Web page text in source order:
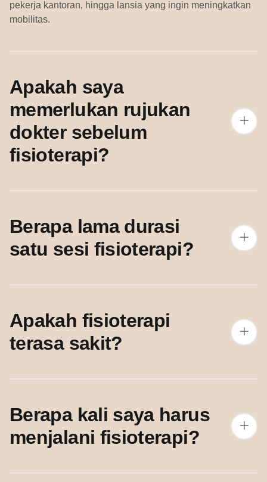
pekerja kantoran, hingga lansia yang ingin meningkatkan
mobilitas.
Apakah saya
memerlukan rujukan
dokter sebelum
fisioterapi?
Berapa lama durasi
satu sesi fisioterapi?
Apakah fisioterapi
terasa sakit?
Berapa kali saya harus
menjalani fisioterapi?